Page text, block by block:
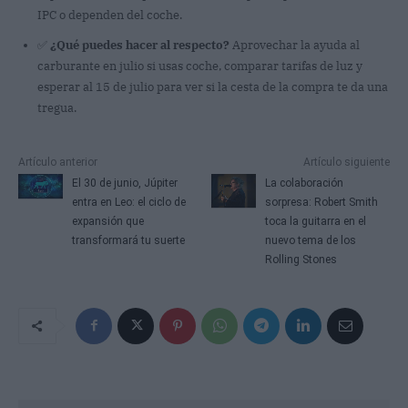
IPC o dependen del coche.
¿Qué puedes hacer al respecto? Aprovechar la ayuda al
carburante en julio si usas coche, comparar tarifas de luz y
esperar al 15 de julio para ver si la cesta de la compra te da una
tregua.
Artículo anterior
El 30 de junio, Júpiter
entra en Leo: el ciclo de
expansión que
transformará tu suerte
Artículo siguiente
La colaboración
sorpresa: Robert Smith
toca la guitarra en el
nuevo tema de los
Rolling Stones